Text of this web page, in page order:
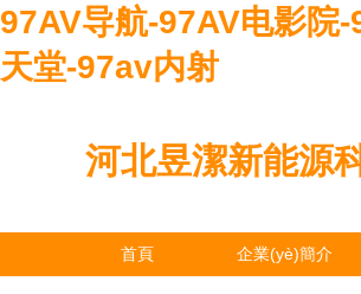
97AV导航-97AV电影院
天堂-97av内射
河北昱潔新能源
首頁 企業(yè)簡介